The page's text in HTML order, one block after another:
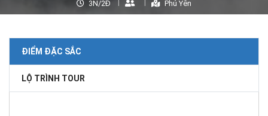
3N/2Đ Phú Yên
ĐIỂM ĐẶC SẮC
LỘ TRÌNH TOUR